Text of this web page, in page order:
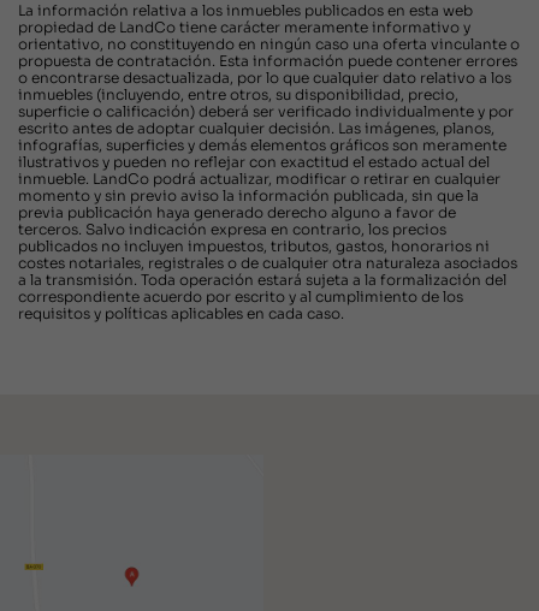
La información relativa a los inmuebles publicados en esta web
propiedad de LandCo tiene carácter meramente informativo y
orientativo, no constituyendo en ningún caso una oferta vinculante o
propuesta de contratación. Esta información puede contener errores
o encontrarse desactualizada, por lo que cualquier dato relativo a los
inmuebles (incluyendo, entre otros, su disponibilidad, precio,
superficie o calificación) deberá ser verificado individualmente y por
escrito antes de adoptar cualquier decisión. Las imágenes, planos,
infografías, superficies y demás elementos gráficos son meramente
ilustrativos y pueden no reflejar con exactitud el estado actual del
inmueble. LandCo podrá actualizar, modificar o retirar en cualquier
momento y sin previo aviso la información publicada, sin que la
previa publicación haya generado derecho alguno a favor de
terceros. Salvo indicación expresa en contrario, los precios
publicados no incluyen impuestos, tributos, gastos, honorarios ni
costes notariales, registrales o de cualquier otra naturaleza asociados
a la transmisión. Toda operación estará sujeta a la formalización del
correspondiente acuerdo por escrito y al cumplimiento de los
requisitos y políticas aplicables en cada caso.